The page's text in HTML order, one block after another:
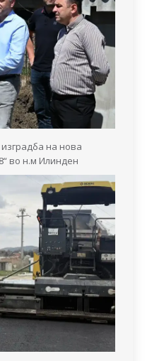
на нова
во н.м Илинден